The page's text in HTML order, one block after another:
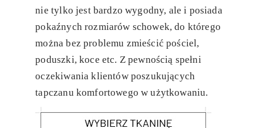
nie tylko jest bardzo wygodny, ale i posiada
pokaźnych rozmiarów schowek, do którego
można bez problemu zmieścić pościel,
poduszki, koce etc. Z pewnością spełni
oczekiwania klientów poszukujących
tapczanu komfortowego w użytkowaniu.